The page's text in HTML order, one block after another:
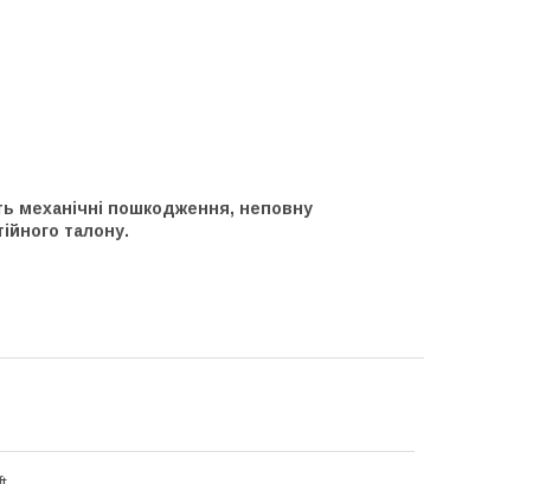
механічні пошкодження, неповну
талону.